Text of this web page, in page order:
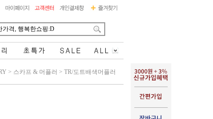
> 스카프 & 머플러 > TR/도트배색머플러